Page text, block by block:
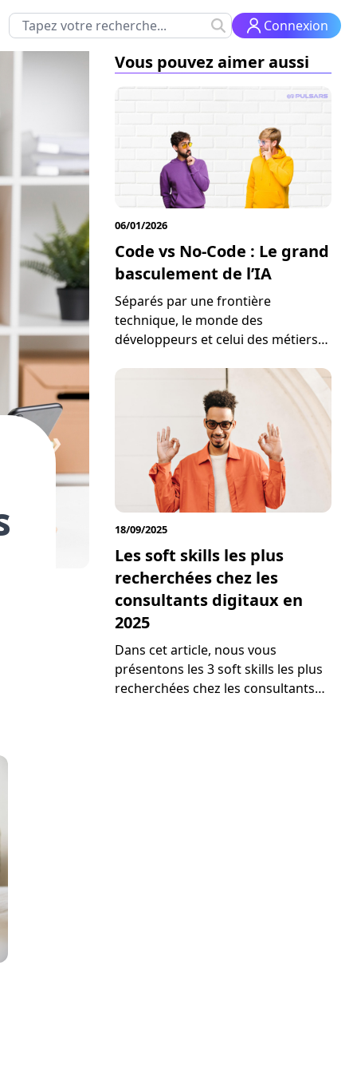
Connexion
Vous pouvez aimer aussi
06/01/2026
Code vs No-Code : Le grand
basculement de l’IA
Séparés par une frontière
technique, le monde des
développeurs et celui des métiers
l'impulsion de l'intelligence
artificielle. En 2026, ce changement
redéfinit la valeur des compétences
et impose de nouvelles règles du
jeu sur le marché du travail.
18/09/2025
Les soft skills les plus
recherchées chez les
consultants digitaux en
2025
Dans cet article, nous vous
présentons les 3 soft skills les plus
recherchées chez les consultants